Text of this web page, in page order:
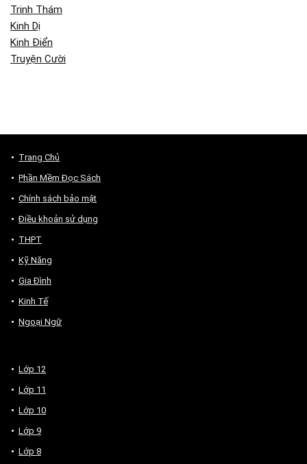
Trinh Thám
Kinh Dị
Kinh Điển
Truyện Cười
Trang Chủ
Phần Mềm Đọc Sách
Chính sách bảo mật
Điều khoản sử dụng
THPT
Kỹ Năng
Gia Đình
Kinh Tế
Ngoại Ngữ
Lớp 12
Lớp 11
Lớp 10
Lớp 9
Lớp 8